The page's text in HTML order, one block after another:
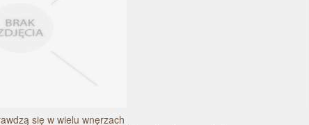
się w wielu wnęrzach